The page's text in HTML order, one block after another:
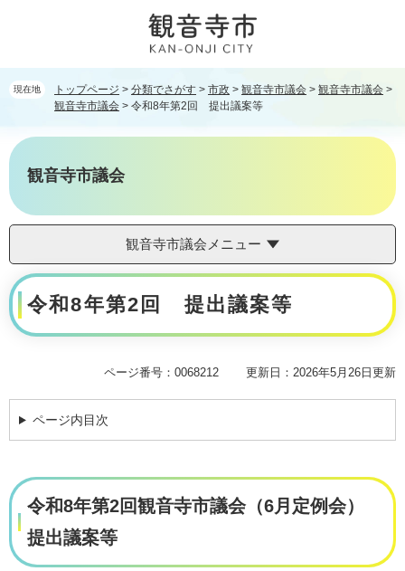
す。
て
文
現在地 トップページ > 分類でさがす > 市政 > 観音寺市議会 > 観音寺市議会 >
観音寺市議会 > 令和8年第2回 提出議案等
観音寺市議会
観音寺市議会メニュー
本
文 令和8年第2回 提出議案等
ページ番号：0068212 更新日：2026年5月26日更新
ページ内目次
令和8年第2回観音寺市議会（6月定例会）
提出議案等